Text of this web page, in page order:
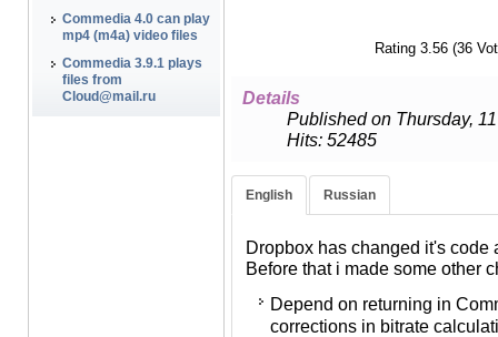
Commedia 4.0 can play
mp4 (m4a) video files
Commedia 3.9.1 plays
files from
Cloud@mail.ru
Rating 3.56 (36
Details
Published on Thursday,
Hits: 52485
English Russian
Dropbox has changed it's code
Before that i made some other
Depend on returning in
corrections in bitrate
вносить изменения в
другие коррективы:
В связи с недавним
версии 1.9.7 внесены
файла.
параметров ширины и
плеера Commedia.
Устранено
файле выбора списка